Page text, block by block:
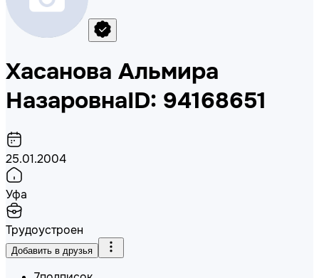
Хасанова Альмира
НазаровнаID: 94168651
25.01.2004
Уфа
Трудоустроен
Добавить в друзья